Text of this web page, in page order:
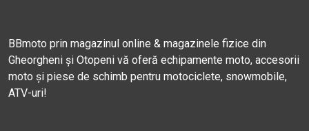
BBmoto prin magazinul online & magazinele fizice din
Gheorgheni și Otopeni vă oferă echipamente moto, accesorii
moto și piese de schimb pentru motociclete, snowmobile,
ATV-uri!